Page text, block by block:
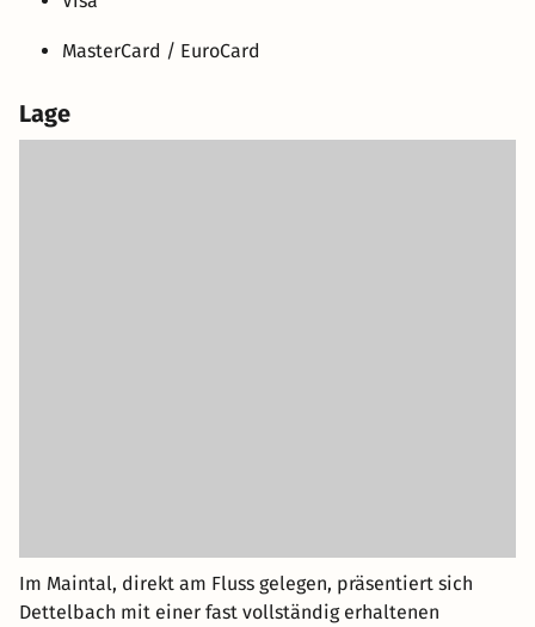
MasterCard / EuroCard
Lage
Im Maintal, direkt am Fluss gelegen, präsentiert sich
Dettelbach mit einer fast vollständig erhaltenen